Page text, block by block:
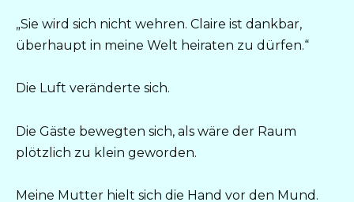
„Sie wird sich nicht wehren. Claire ist dankbar,
überhaupt in meine Welt heiraten zu dürfen.“
Die Luft veränderte sich.
Die Gäste bewegten sich, als wäre der Raum
plötzlich zu klein geworden.
Meine Mutter hielt sich die Hand vor den Mund.